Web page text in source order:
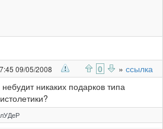
09/05/2008 0 » ссылка
небудит никаких подарков типа